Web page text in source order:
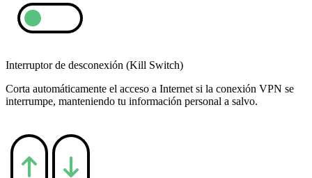
Interruptor de desconexión (Kill Switch)
Corta automáticamente el acceso a Internet si la conexión VPN se
interrumpe, manteniendo tu información personal a salvo.